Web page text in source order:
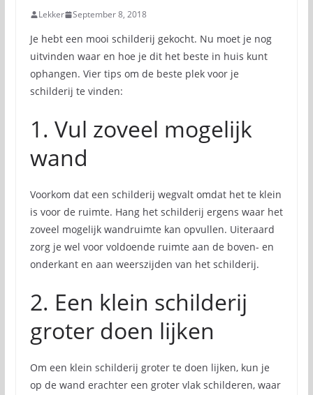
Lekker September 8, 2018
Je hebt een mooi schilderij gekocht. Nu moet je nog
uitvinden waar en hoe je dit het beste in huis kunt
ophangen. Vier tips om de beste plek voor je
schilderij te vinden:
1. Vul zoveel mogelijk
wand
Voorkom dat een schilderij wegvalt omdat het te klein
is voor de ruimte. Hang het schilderij ergens waar het
zoveel mogelijk wandruimte kan opvullen. Uiteraard
zorg je wel voor voldoende ruimte aan de boven- en
onderkant en aan weerszijden van het schilderij.
2. Een klein schilderij
groter doen lijken
Om een klein schilderij groter te doen lijken, kun je
op de wand erachter een groter vlak schilderen, waar